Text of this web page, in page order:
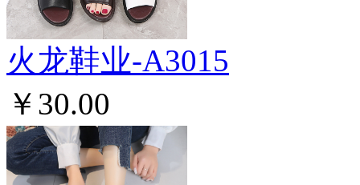
火龙鞋业-A3015
￥30.00